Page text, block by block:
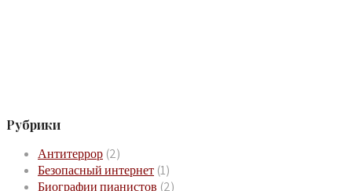
Рубрики
Антитеррор (2)
Безопасный интернет (1)
Биографии пианистов (2)